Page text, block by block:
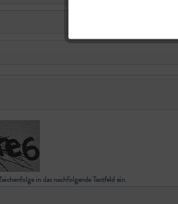
in das nachfolgende Textfeld ein.